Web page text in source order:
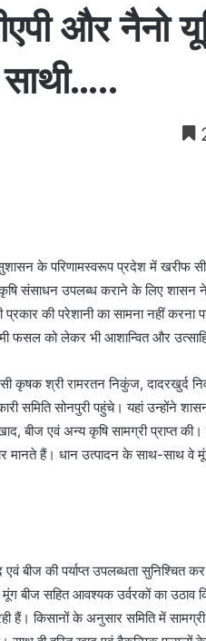
और नैनो
के परिणामस्वरूप प्रदेश में खरीफ
संसाधन उपलब्ध कराने के लिए शासन
की परेशानी का सामना नहीं
फसल को लेकर भी आशान्वित और
कृषक श्री रामरतन निकुंज, दादरखुर्द
समिति सोनपुरी पहुंचे। यहां उन्होंने
बीज एवं अन्य कृषि सामग्री प्राप्त
हैं। धान उत्पादन के साथ-साथ वे
बीज की पर्याप्त उपलब्धता सुनिश्चित
बीज सहित आवश्यक उर्वरकों का उठाव
हैं। किसानों के अनुसार समिति में